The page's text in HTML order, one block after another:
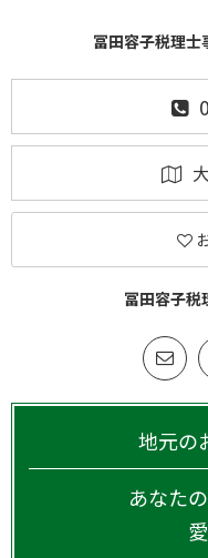
冨田容子税理士
冨田容子税
地元の
あなた